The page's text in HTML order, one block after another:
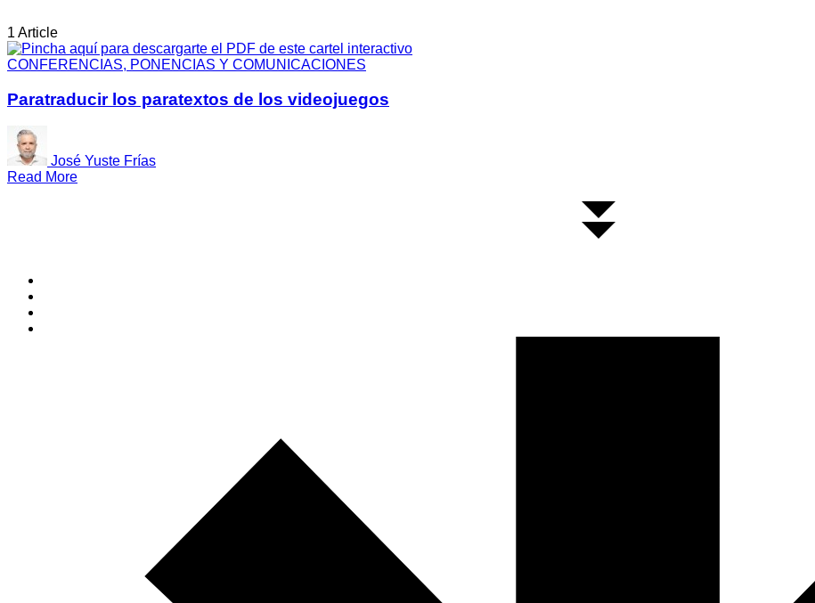
1 Article
CONFERENCIAS, PONENCIAS Y COMUNICACIONES
Paratraducir los paratextos de los videojuegos
José Yuste Frías
Read More